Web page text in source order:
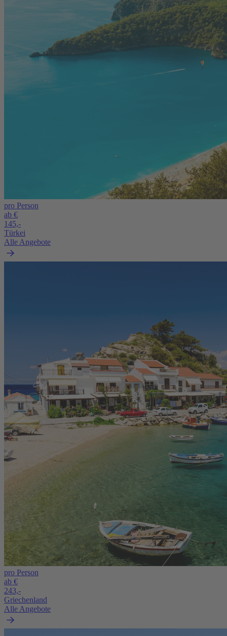
pro Person
ab €
145,-
Türkei
Alle Angebote
pro Person
ab €
243,-
Griechenland
Alle Angebote